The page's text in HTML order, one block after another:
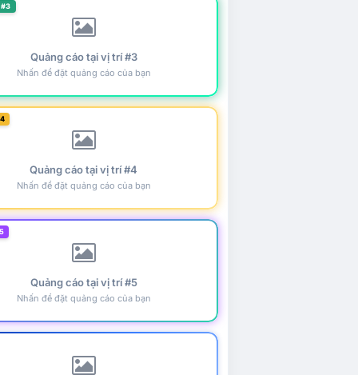
Quảng cáo tại vị trí #3
Nhấn để đặt quảng cáo của bạn
Quảng cáo tại vị trí #4
Nhấn để đặt quảng cáo của bạn
Quảng cáo tại vị trí #5
Nhấn để đặt quảng cáo của bạn